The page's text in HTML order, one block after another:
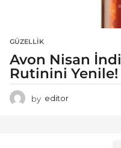
GÜZELLIK
Avon Nisan
Rutinini Yenile!
by editor